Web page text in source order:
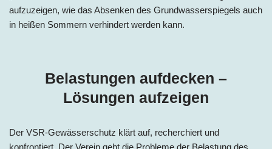
aufzuzeigen, wie das Absenken des Grundwasserspiegels auch
in heißen Sommern verhindert werden kann.
Belastungen aufdecken –
Lösungen aufzeigen
Der VSR-Gewässerschutz klärt auf, recherchiert und